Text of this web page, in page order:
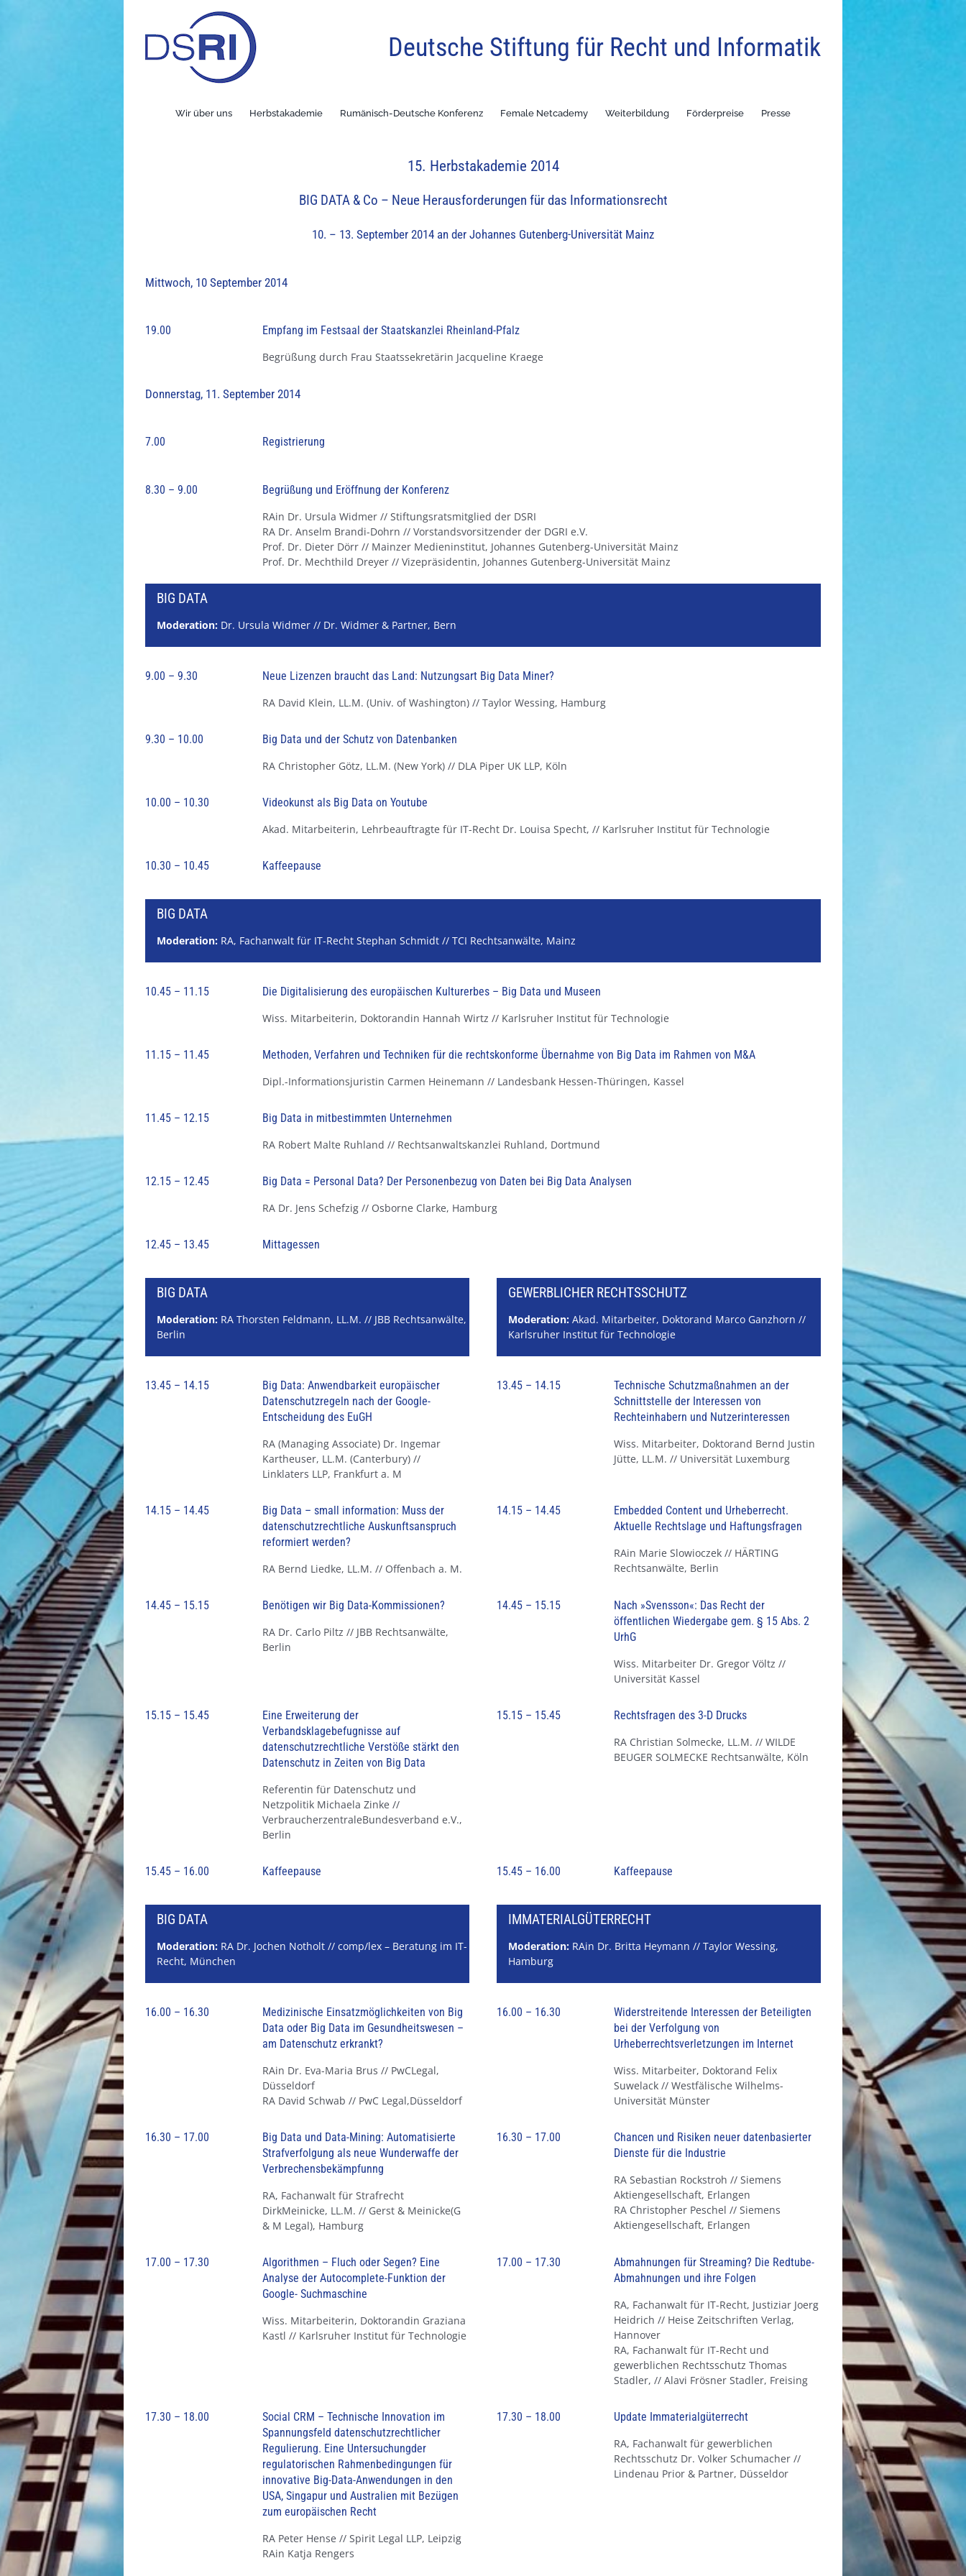
Deutsche Stiftung für Recht und Informatik
Wir über uns Herbstakademie Rumänisch-Deutsche Konferenz Female Netcademy Weiterbildung Förderpreise Presse
15. Herbstakademie 2014
BIG DATA & Co – Neue Herausforderungen für das Informationsrecht
10. – 13. September 2014 an der Johannes Gutenberg-Universität Mainz
Mittwoch, 10 September 2014
19.00
Empfang im Festsaal der Staatskanzlei Rheinland-Pfalz
Begrüßung durch Frau Staatssekretärin Jacqueline Kraege
Donnerstag, 11. September 2014
7.00 Registrierung
8.30 – 9.00
Begrüßung und Eröffnung der Konferenz
RAin Dr. Ursula Widmer // Stiftungsratsmitglied der DSRI
RA Dr. Anselm Brandi-Dohrn // Vorstandsvorsitzender der DGRI e.V.
Prof. Dr. Dieter Dörr // Mainzer Medieninstitut, Johannes Gutenberg-Universität Mainz
Prof. Dr. Mechthild Dreyer // Vizepräsidentin, Johannes Gutenberg-Universität Mainz
BIG DATA
Moderation:Dr. Ursula Widmer // Dr. Widmer & Partner, Bern
9.00 – 9.30
Neue Lizenzen braucht das Land: Nutzungsart Big Data Miner?
RA David Klein, LL.M. (Univ. of Washington) // Taylor Wessing, Hamburg
9.30 – 10.00
Big Data und der Schutz von Datenbanken
RA Christopher Götz, LL.M. (New York) // DLA Piper UK LLP, Köln
10.00 – 10.30
Videokunst als Big Data on Youtube
Akad. Mitarbeiterin, Lehrbeauftragte für IT-Recht Dr. Louisa Specht, // Karlsruher Institut für Technologie
10.30 – 10.45 Kaffeepause
BIG DATA
Moderation:RA, Fachanwalt für IT-Recht Stephan Schmidt // TCI Rechtsanwälte, Mainz
10.45 – 11.15
Die Digitalisierung des europäischen Kulturerbes – Big Data und Museen
Wiss. Mitarbeiterin, Doktorandin Hannah Wirtz // Karlsruher Institut für Technologie
11.15 – 11.45
Methoden, Verfahren und Techniken für die rechtskonforme Übernahme von Big Data im Rahmen von M&A
Dipl.-Informationsjuristin Carmen Heinemann // Landesbank Hessen-Thüringen, Kassel
11.45 – 12.15
Big Data in mitbestimmten Unternehmen
RA Robert Malte Ruhland // Rechtsanwaltskanzlei Ruhland, Dortmund
12.15 – 12.45
Big Data = Personal Data? Der Personenbezug von Daten bei Big Data Analysen
RA Dr. Jens Schefzig // Osborne Clarke, Hamburg
12.45 – 13.45 Mittagessen
BIG DATA
Moderation:RA Thorsten Feldmann, LL.M. // JBB Rechtsanwälte,
Berlin
GEWERBLICHER RECHTSSCHUTZ
Moderation:Akad. Mitarbeiter, Doktorand Marco Ganzhorn //
Karlsruher Institut für Technologie
13.45 – 14.15
Big Data: Anwendbarkeit europäischer
Datenschutzregeln nach der Google-
Entscheidung des EuGH
RA (Managing Associate) Dr. Ingemar
Kartheuser, LL.M. (Canterbury) //
Linklaters LLP, Frankfurt a. M
13.45 – 14.15
Technische Schutzmaßnahmen an der
Schnittstelle der Interessen von
Rechteinhabern und Nutzerinteressen
Wiss. Mitarbeiter, Doktorand Bernd Justin
Jütte, LL.M. // Universität Luxemburg
14.15 – 14.45
Big Data – small information: Muss der
datenschutzrechtliche Auskunftsanspruch
reformiert werden?
RA Bernd Liedke, LL.M. // Offenbach a. M.
14.15 – 14.45
Embedded Content und Urheberrecht.
Aktuelle Rechtslage und Haftungsfragen
RAin Marie Slowioczek // HÄRTING
Rechtsanwälte, Berlin
14.45 – 15.15
Benötigen wir Big Data-Kommissionen?
RA Dr. Carlo Piltz // JBB Rechtsanwälte,
Berlin
14.45 – 15.15
Nach »Svensson«: Das Recht der
öffentlichen Wiedergabe gem. § 15 Abs. 2
UrhG
Wiss. Mitarbeiter Dr. Gregor Völtz //
Universität Kassel
15.15 – 15.45
Eine Erweiterung der
Verbandsklagebefugnisse auf
datenschutzrechtliche Verstöße stärkt den
Datenschutz in Zeiten von Big Data
Referentin für Datenschutz und
Netzpolitik Michaela Zinke //
VerbraucherzentraleBundesverband e.V.,
Berlin
15.15 – 15.45
Rechtsfragen des 3-D Drucks
RA Christian Solmecke, LL.M. // WILDE
BEUGER SOLMECKE Rechtsanwälte, Köln
15.45 – 16.00 Kaffeepause 15.45 – 16.00 Kaffeepause
BIG DATA
Moderation:RA Dr. Jochen Notholt // comp/lex – Beratung im IT-
Recht, München
IMMATERIALGÜTERRECHT
Moderation:RAin Dr. Britta Heymann // Taylor Wessing,
Hamburg
16.00 – 16.30
Medizinische Einsatzmöglichkeiten von Big
Data oder Big Data im Gesundheitswesen –
am Datenschutz erkrankt?
RAin Dr. Eva-Maria Brus // PwCLegal,
Düsseldorf
RA David Schwab // PwC Legal,Düsseldorf
16.00 – 16.30
Widerstreitende Interessen der Beteiligten
bei der Verfolgung von
Urheberrechtsverletzungen im Internet
Wiss. Mitarbeiter, Doktorand Felix
Suwelack // Westfälische Wilhelms-
Universität Münster
16.30 – 17.00
Big Data und Data-Mining: Automatisierte
Strafverfolgung als neue Wunderwaffe der
Verbrechensbekämpfunng
RA, Fachanwalt für Strafrecht
DirkMeinicke, LL.M. // Gerst & Meinicke(G
& M Legal), Hamburg
16.30 – 17.00
Chancen und Risiken neuer datenbasierter
Dienste für die Industrie
RA Sebastian Rockstroh // Siemens
Aktiengesellschaft, Erlangen
RA Christopher Peschel // Siemens
Aktiengesellschaft, Erlangen
17.00 – 17.30
Algorithmen – Fluch oder Segen? Eine
Analyse der Autocomplete-Funktion der
Google- Suchmaschine
Wiss. Mitarbeiterin, Doktorandin Graziana
Kastl // Karlsruher Institut für Technologie
17.00 – 17.30
Abmahnungen für Streaming? Die Redtube-
Abmahnungen und ihre Folgen
RA, Fachanwalt für IT-Recht, Justiziar Joerg
Heidrich // Heise Zeitschriften Verlag,
Hannover
RA, Fachanwalt für IT-Recht und
gewerblichen Rechtsschutz Thomas
Stadler, // Alavi Frösner Stadler, Freising
17.30 – 18.00
Social CRM – Technische Innovation im
Spannungsfeld datenschutzrechtlicher
Regulierung. Eine Untersuchungder
regulatorischen Rahmenbedingungen für
innovative Big-Data-Anwendungen in den
USA, Singapur und Australien mit Bezügen
zum europäischen Recht
RA Peter Hense // Spirit Legal LLP, Leipzig
RAin Katja Rengers
17.30 – 18.00
Update Immaterialgüterrecht
RA, Fachanwalt für gewerblichen
Rechtsschutz Dr. Volker Schumacher //
Lindenau Prior & Partner, Düsseldor